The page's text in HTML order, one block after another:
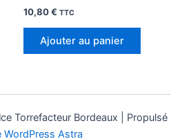
10,80€ TTC
Ajouter au panier
Torrefacteur Bordeaux | Propulsé
WordPress Astra